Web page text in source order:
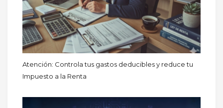
Atención: Controla tus gastos deducibles y reduce tu
Impuesto a la Renta